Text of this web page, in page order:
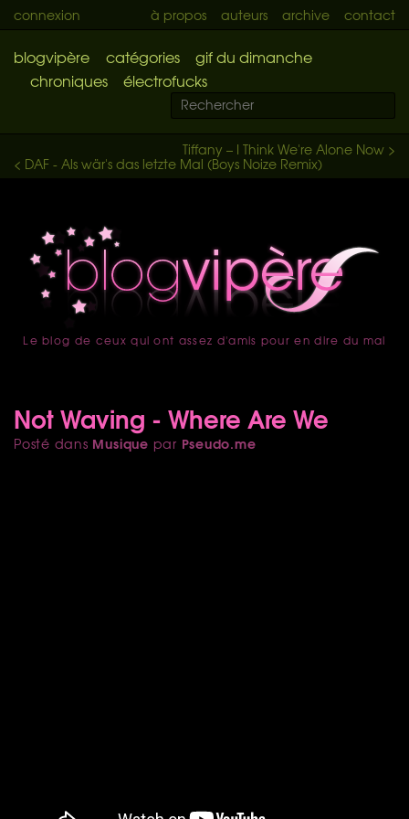
connexion à propos auteurs archive contact
blogvipère catégories
gif du dimanche
chroniques
électrofucks
Tiffany – I Think We're Alone Now >
< DAF - Als wär's das letzte Mal (Boys Noize Remix)
accueil
Le blog de ceux qui ont assez d'amis pour en dire du mal
Not Waving - Where Are We
Posté dans Musique par Pseudo.me